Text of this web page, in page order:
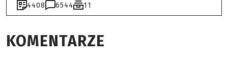
4408 6544 11
KOMENTARZE